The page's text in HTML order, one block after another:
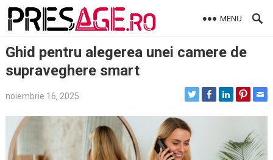
Skip
MENU
Ghid pentru alegerea unei camere de
supraveghere smart
noiembrie 16, 2025